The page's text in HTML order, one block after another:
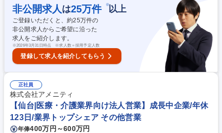
成長が見込める産業です。 また、病院や介護施設の業務軽減に貢献する事
で、患者様、利用者様へのサービス向上に直結する為、大変やりがいのあ
るお仕事です。 ★2007年の設立以来、従業員数2,600名を超える企業に成
長した優良企業！ 募集職種 【京都｜医療・介護業界向け法人営業】成長
中企業/年休123日/業界トップシェア
非公開求人 は25万件 ※以上
ご登録いただくと、約25万件の
非公開求人からご希望に沿った
求人をご紹介します。
※2026年3月31日時点 ※求人数＝採用予定人数
登録して求人を紹介してもらう
正社員
株式会社アメニティ
【仙台|医療・介護業界向け法人営業】成長中企業/年休
123日/業界トップシェア その他営業
年俸400万円～600万円